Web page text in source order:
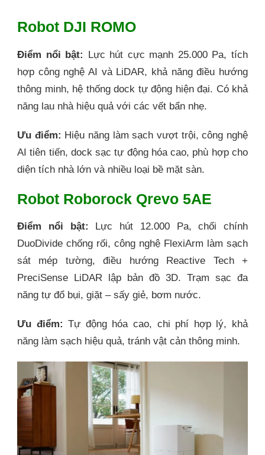
Robot DJI ROMO
Điểm nổi bật: Lực hút cực mạnh 25.000 Pa, tích
hợp công nghệ AI và LiDAR, khả năng điều hướng
thông minh, hệ thống dock tự động hiện đại. Có khả
năng lau nhà hiệu quả với các vết bẩn nhẹ.
Ưu điểm: Hiệu năng làm sạch vượt trội, công nghệ
AI tiên tiến, dock sạc tự động hóa cao, phù hợp cho
diện tích nhà lớn và nhiều loại bề mặt sàn.
Robot Roborock Qrevo 5AE
Điểm nổi bật: Lực hút 12.000 Pa, chổi chính
DuoDivide chống rối, công nghệ FlexiArm làm sạch
sát mép tường, điều hướng Reactive Tech +
PreciSense LiDAR lập bản đồ 3D. Trạm sạc đa
năng tự đổ bụi, giặt – sấy giẻ, bơm nước.
Ưu điểm: Tự động hóa cao, chi phí hợp lý, khả
năng làm sạch hiệu quả, tránh vật cản thông minh.